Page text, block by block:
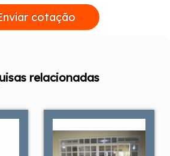
cotação
relacionadas